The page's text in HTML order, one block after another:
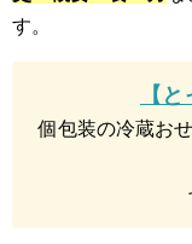
す。
【
個包装の冷蔵お